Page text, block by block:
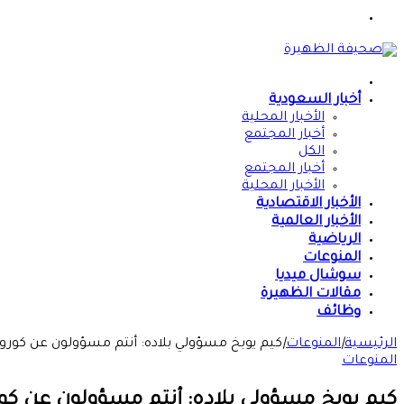
أخبار السعودية
الأخبار المحلية
أخبار المجتمع
الكل
أخبار المجتمع
الأخبار المحلية
الأخبار الاقتصادية
الأخبار العالمية
الرياضية
المنوعات
سوشال ميديا
مقالات الظهيرة
وظائف
الرئيسية|المنوعات|كيم يوبخ مسؤولي بلاده: أنتم مسؤولون عن
المنوعات